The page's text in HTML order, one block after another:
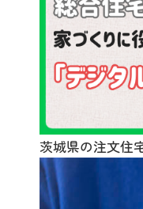
茨城県の注文住